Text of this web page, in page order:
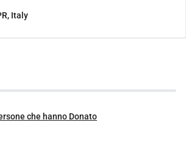
Italy
che hanno Donato